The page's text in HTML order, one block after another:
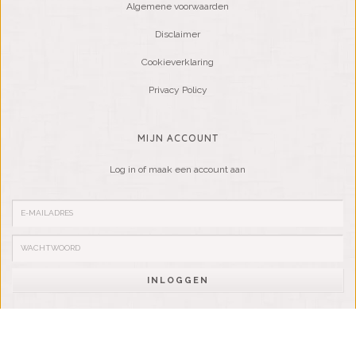
Algemene voorwaarden
Disclaimer
Cookieverklaring
Privacy Policy
MIJN ACCOUNT
Log in of maak een account aan
INLOGGEN